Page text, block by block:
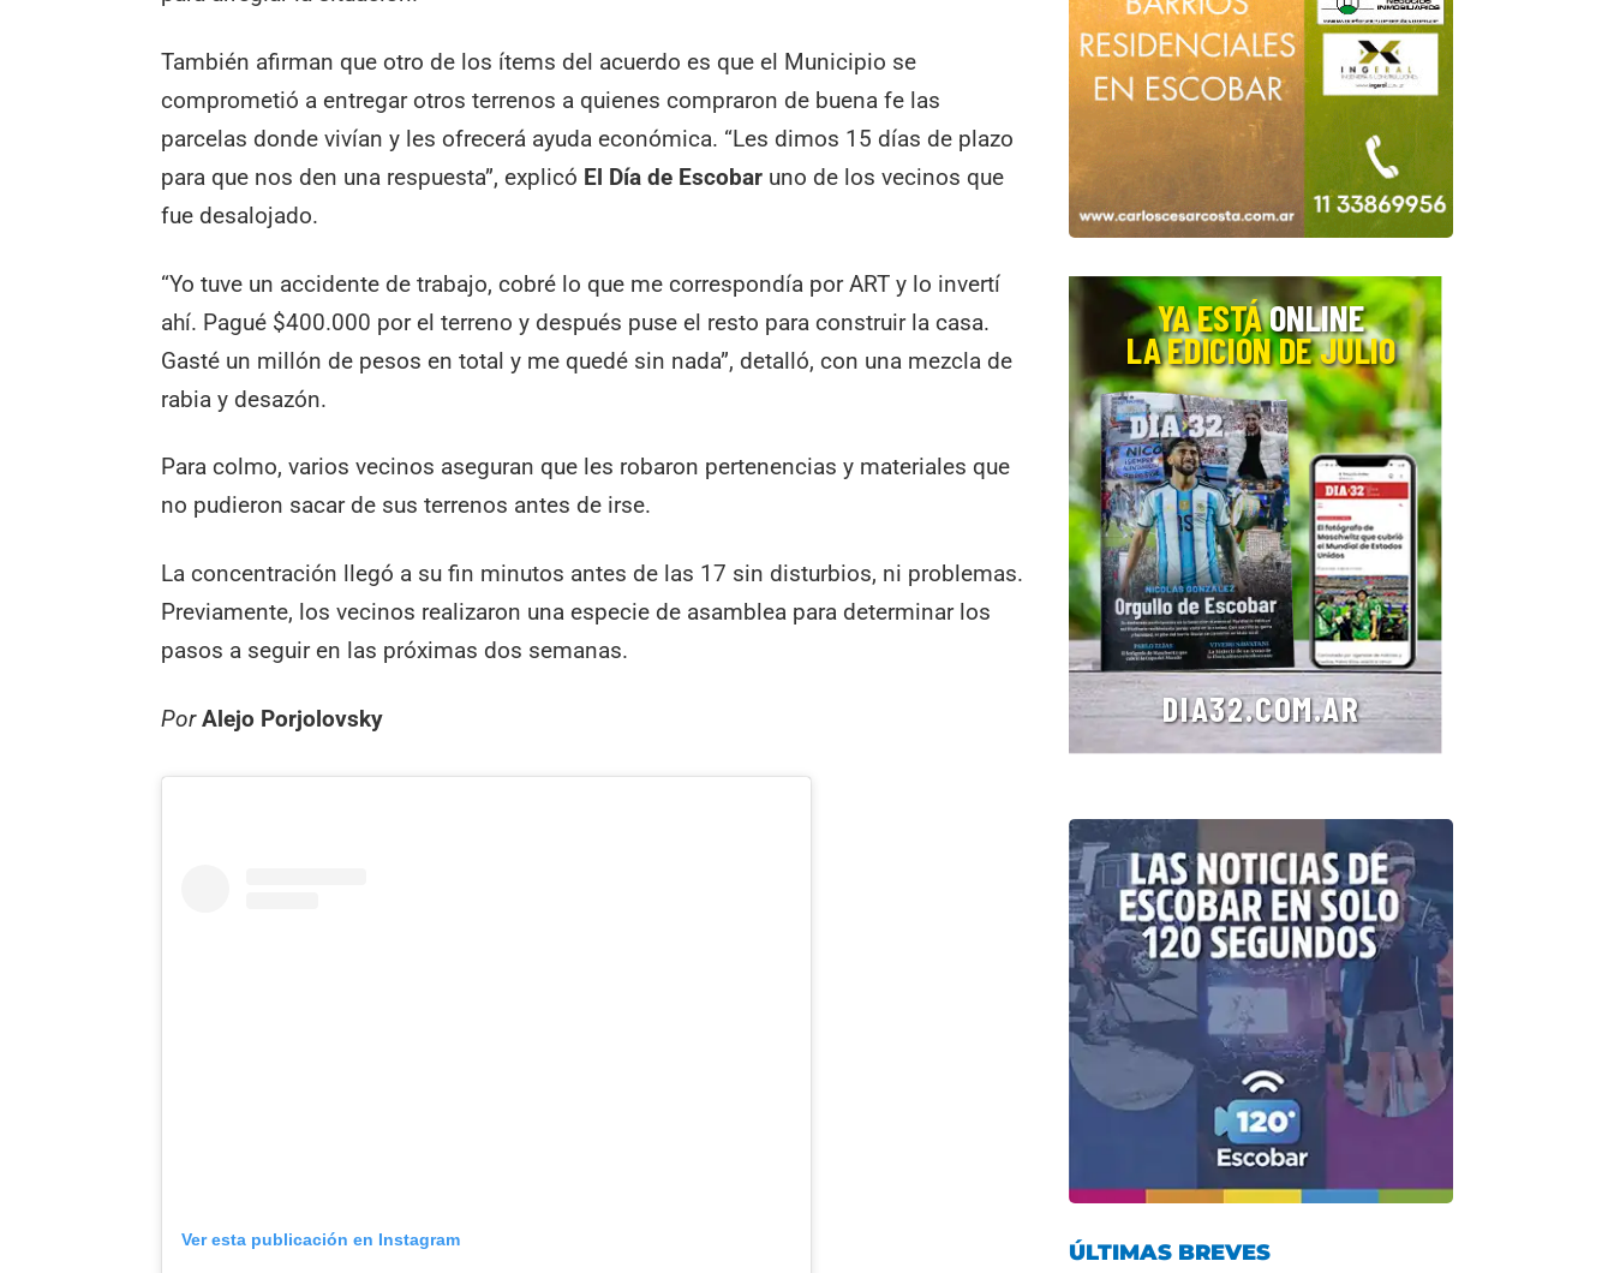
También afirman que otro de los ítems del acuerdo es que el Municipio se
comprometió a entregar otros terrenos a quienes compraron de buena fe las
parcelas donde vivían y les ofrecerá ayuda económica. “Les dimos 15 días de plazo
para que nos den una respuesta”, explicó El Día de Escobar uno de los vecinos que
fue desalojado.
“Yo tuve un accidente de trabajo, cobré lo que me correspondía por ART y lo invertí
ahí. Pagué $400.000 por el terreno y después puse el resto para construir la casa.
Gasté un millón de pesos en total y me quedé sin nada”, detalló, con una mezcla de
rabia y desazón.
Para colmo, varios vecinos aseguran que les robaron pertenencias y materiales que
no pudieron sacar de sus terrenos antes de irse.
La concentración llegó a su fin minutos antes de las 17 sin disturbios, ni problemas.
Previamente, los vecinos realizaron una especie de asamblea para determinar los
pasos a seguir en las próximas dos semanas.
PorAlejo Porjolovsky
Ver esta publicación en Instagram
ÚLTIMAS BREVES